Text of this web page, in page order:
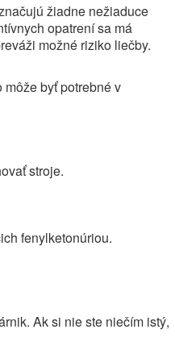
žiadne nežiaduce
opatrení sa má
možné riziko liečby.
byť potrebné v
stroje.
fenylketonúriou.
Ak si nie ste niečím istý,